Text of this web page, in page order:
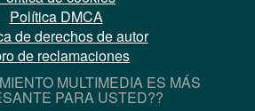
Política DMCA
de derechos de autor
de reclamaciones
MULTIMEDIA ES MÁS
PARA USTED??